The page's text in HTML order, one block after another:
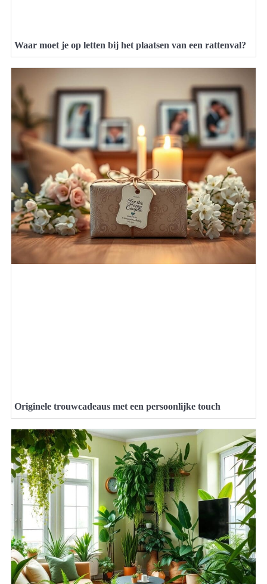
Waar moet je op letten bij het plaatsen van een rattenval?
Originele trouwcadeaus met een persoonlijke touch